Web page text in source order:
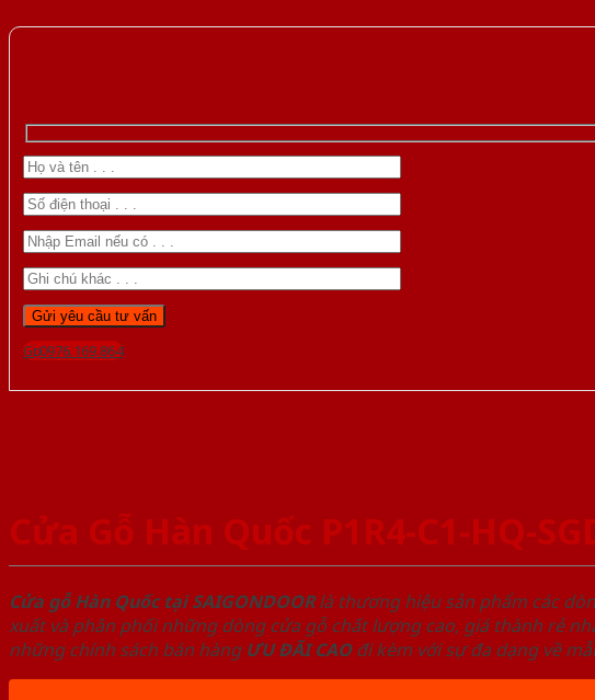
Gọi 0976.169.864
Cửa Gỗ Hàn Quốc P1R4-C1-HQ-
Cửa gỗ Hàn Quốc tại SAIGONDOORlà thương hiệu sản phẩm các
xuất và phân phối những dòng cửa gỗ chất lượng cao, giá thành rẻ
những chính sách bán hàng ƯU ĐÃI CAOđi kèm với sự đa dạng về